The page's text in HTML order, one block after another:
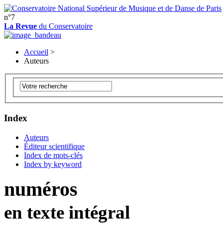
n°7
La Revue du Conservatoire
Accueil >
Auteurs
Index
Auteurs
Éditeur scientifique
Index de mots-clés
Index by keyword
numéros
en texte intégral